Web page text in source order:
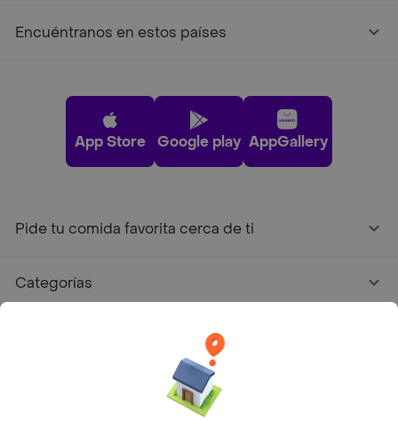
Encuéntranos en estos países
App Store Google play AppGallery
Pide tu comida favorita cerca de ti
Categorías